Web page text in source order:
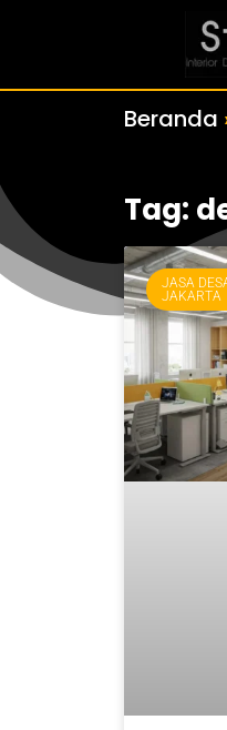
Beranda
Tag:
JASA
JAKARTA